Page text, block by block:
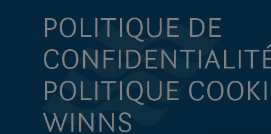
POLITIQUE DE
POLITIQUE
WINNS